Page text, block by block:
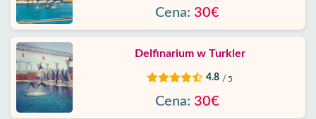
Cena: 30€
Delfinarium w Turkler
4.8 / 5
Cena: 30€